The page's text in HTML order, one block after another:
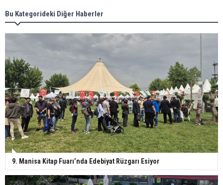
Bu Kategorideki Diğer Haberler
9. Manisa Kitap Fuarı’nda Edebiyat Rüzgarı Esiyor